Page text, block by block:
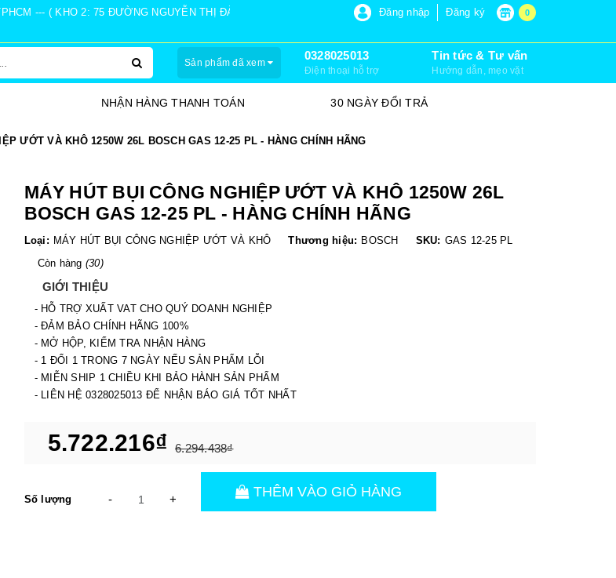
--- ( KHO 2: 75 ĐƯỜNG NGUYỄN THỊ ĐÀNH, ẤP 6, XUÂN THỚI SƠN, HÓC MÔN)
0
Đăng nhập Đăng ký
Sản phẩm đã xem
0328025013
Điện thoại hỗ trợ
Tin tức & Tư vấn
Hướng dẫn, mẹo vặt
NHẬN HÀNG THANH TOÁN 30 NGÀY ĐỔI TRẢ
ƯỚT VÀ KHÔ 1250W 26L BOSCH GAS 12-25 PL - HÀNG CHÍNH HÃNG
MÁY HÚT BỤI CÔNG NGHIỆP ƯỚT VÀ KHÔ 1250W 26L
BOSCH GAS 12-25 PL - HÀNG CHÍNH HÃNG
Loại: MÁY HÚT BỤI CÔNG NGHIỆP ƯỚT VÀ KHÔ Thương hiệu: BOSCH SKU: GAS 12-25 PL
Còn hàng (30)
GIỚI THIỆU
- HỖ TRỢ XUẤT VAT CHO QUÝ DOANH NGHIỆP
- ĐẢM BẢO CHÍNH HÃNG 100%
- MỞ HỘP, KIỂM TRA NHẬN HÀNG
- 1 ĐỔI 1 TRONG 7 NGÀY NẾU SẢN PHẨM LỖI
- MIỄN SHIP 1 CHIỀU KHI BẢO HÀNH SẢN PHẨM
- LIÊN HỆ 0328025013 ĐỂ NHẬN BÁO GIÁ TỐT NHẤT
5.722.216₫ 6.294.438₫
Số lượng - + THÊM VÀO GIỎ HÀNG